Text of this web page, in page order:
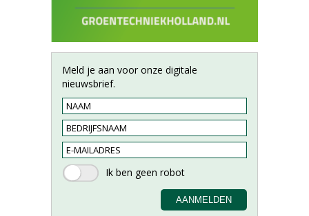
Meld je aan voor onze digitale
nieuwsbrief.